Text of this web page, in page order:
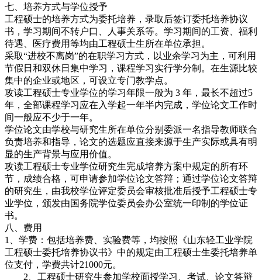
七、培养方式与学位授予
工程硕士的培养方式为委托培养，录取后签订委托培养协议
书，学习期间不转户口、人事关系等。学习期间的工资、福利
待遇、医疗费用等均由工程硕士生所在单位承担。
采取“进校不离岗”的在职学习方式，以业余学习为主，可利用
节假日和双休日集中学习，课程学习实行学分制。在生源比较
集中的企业或地区，可设立专门教学点。
攻读工程硕士专业学位的学习年限一般为 3 年，最长不超过5
年，全部课程学习应在入学起一年半内完成，学位论文工作时
间一般应不少于一年。
学位论文由学校与研究生所在单位分别委派一名指导教师联合
负责培养和指导，论文的选题应直接来源于生产实际或具有明
显的生产背景与应用价值。
攻读工程硕士专业学位研究生完成培养方案中规定的所有环
节，成绩合格，可申请参加学位论文答辩；通过学位论文答辩
的研究生，由我校学位评定委员会审核批准后授予工程硕士专
业学位，颁发由国务院学位委员会办公室统一印制的学位证
书。
八、费用
1、学费：包括培养费、实验费等，均按照《山东轻工业学院
工程硕士委托培养协议书》中的规定由工程硕士生委托培养单
位支付，学费共计21000元。
2、工程硕士研究生参加学校面授学习、考试、论文答辩